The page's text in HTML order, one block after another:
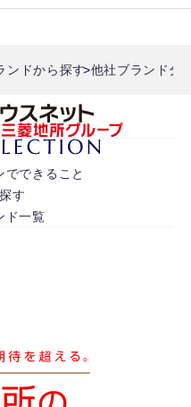
ンドから探す 他社ブランド分
でできること
す
ド一覧